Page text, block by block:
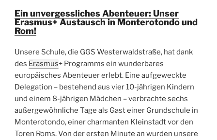
Ein unvergessliches Abenteuer: Unser
Erasmus+ Austausch in Monterotondo und
Rom!
Unsere Schule, die GGS Westerwaldstraße, hat dank
des Erasmus+ Programms ein wunderbares
europäisches Abenteuer erlebt. Eine aufgeweckte
Delegation – bestehend aus vier 10-jährigen Kindern
und einem 8-jährigen Mädchen – verbrachte sechs
außergewöhnliche Tage als Gast einer Grundschule in
Monterotondo, einer charmanten Kleinstadt vor den
Toren Roms. Von der ersten Minute an wurden unsere